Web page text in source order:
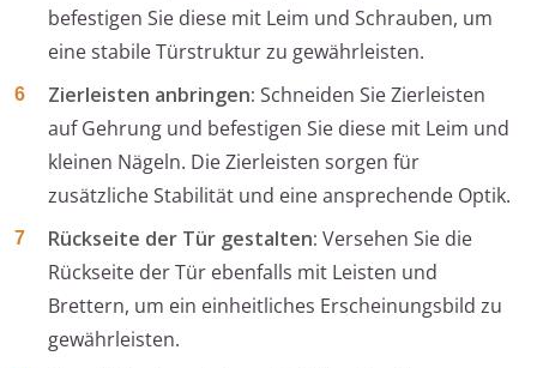
befestigen Sie diese mit Leim und Schrauben, um
eine stabile Türstruktur zu gewährleisten.
Zierleisten anbringen: Schneiden Sie Zierleisten
auf Gehrung und befestigen Sie diese mit Leim und
kleinen Nägeln. Die Zierleisten sorgen für
zusätzliche Stabilität und eine ansprechende Optik.
Rückseite der Tür gestalten: Versehen Sie die
Rückseite der Tür ebenfalls mit Leisten und
Brettern, um ein einheitliches Erscheinungsbild zu
gewährleisten.